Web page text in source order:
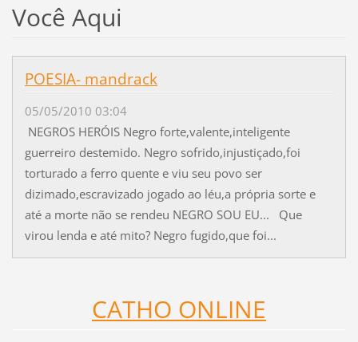
Você Aqui
POESIA- mandrack
05/05/2010 03:04
NEGROS HERÓIS Negro forte,valente,inteligente
guerreiro destemido. Negro sofrido,injustiçado,foi
torturado a ferro quente e viu seu povo ser
dizimado,escravizado jogado ao léu,a própria sorte e
até a morte não se rendeu NEGRO SOU EU... Que
virou lenda e até mito? Negro fugido,que foi...
CATHO ONLINE